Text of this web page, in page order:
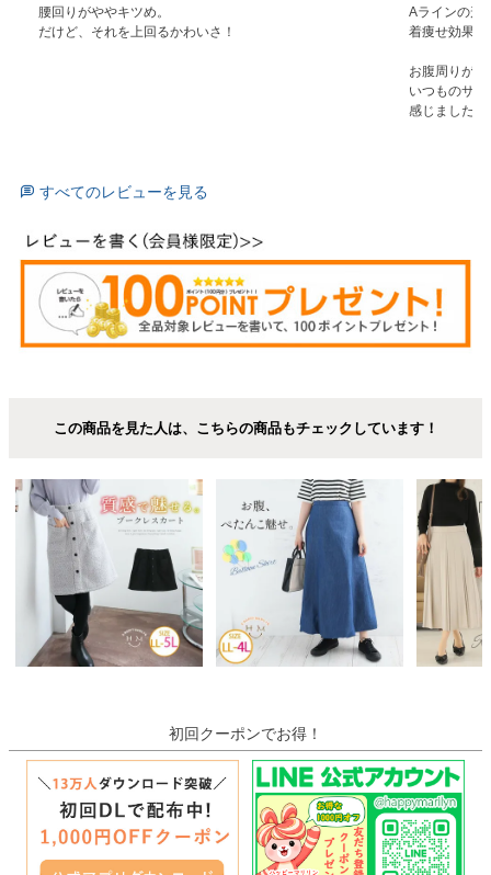
腰回りがややキツめ。
だけど、それを上回るかわいさ！
Aラインの形
着痩せ効果
お腹周りが
いつものサ
感じました。
すべてのレビューを見る
この商品を見た人は、こちらの商品もチェックしています！
初回クーポンでお得！